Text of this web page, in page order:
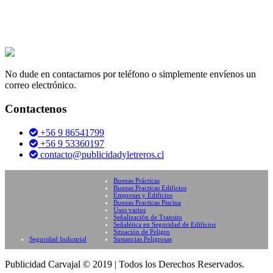
No dude en contactarnos por teléfono o simplemente envíenos un
correo electrónico.
Contactenos
+56 9 86541799
+56 9 53360197
contacto@publicidadyletreros.cl
Seguridad Industrial
Buenas Prácticas
Buenas Practicas Edificios
Empresas y Edificios
Buenas Practicas Piscina
Usos varios
Señalización de Transito
Señalética en Seguridad de Edificios
Situación de Peligro
Sustancias Peligrosas
Publicidad Carvajal © 2019 | Todos los Derechos Reservados.